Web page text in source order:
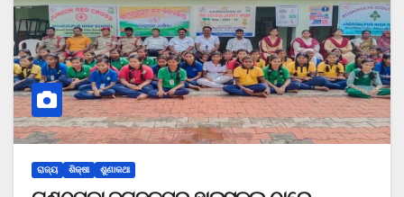
ରାଜ୍ୟ ଶିକ୍ଷା ଶୁଣାକଥା